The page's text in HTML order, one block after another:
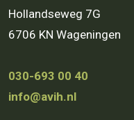
Hollandseweg 7G
6706 KN Wageningen
030-693 00 40
info@avih.nl